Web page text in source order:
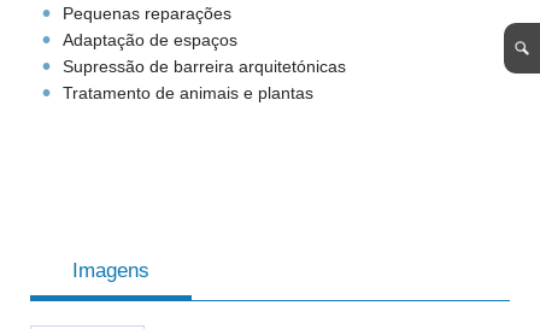
Pequenas reparações
Adaptação de espaços
Supressão de barreira arquitetónicas
Tratamento de animais e plantas
Imagens